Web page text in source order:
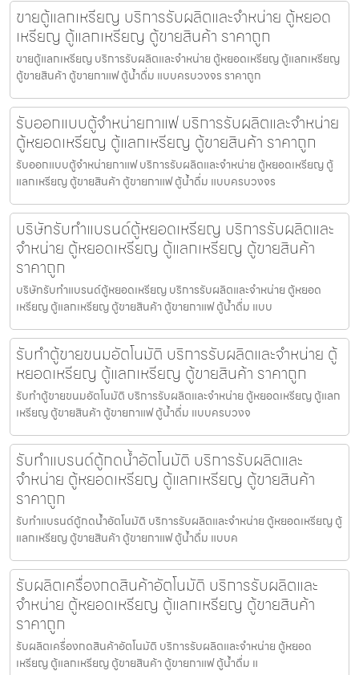
ขายตู้แลกเหรียญ บริการรับผลิตและจำหน่าย ตู้หยอด
เหรียญ ตู้แลกเหรียญ ตู้ขายสินค้า ราคาถูก
ขายตู้แลกเหรียญ บริการรับผลิตและจำหน่าย ตู้หยอดเหรียญ ตู้แลกเหรียญ
ตู้ขายสินค้า ตู้ขายกาแฟ ตู้น้ำดื่ม แบบครบวงจร ราคาถูก
รับออกแบบตู้จำหน่ายกาแฟ บริการรับผลิตและจำหน่าย
ตู้หยอดเหรียญ ตู้แลกเหรียญ ตู้ขายสินค้า ราคาถูก
รับออกแบบตู้จำหน่ายกาแฟ บริการรับผลิตและจำหน่าย ตู้หยอดเหรียญ ตู้
แลกเหรียญ ตู้ขายสินค้า ตู้ขายกาแฟ ตู้น้ำดื่ม แบบครบวงจร
บริษัทรับทำแบรนด์ตู้หยอดเหรียญ บริการรับผลิตและ
จำหน่าย ตู้หยอดเหรียญ ตู้แลกเหรียญ ตู้ขายสินค้า
ราคาถูก
บริษัทรับทำแบรนด์ตู้หยอดเหรียญ บริการรับผลิตและจำหน่าย ตู้หยอด
เหรียญ ตู้แลกเหรียญ ตู้ขายสินค้า ตู้ขายกาแฟ ตู้น้ำดื่ม แบบ
รับทำตู้ขายขนม​อัตโนมัติ บริการรับผลิตและจำหน่าย ตู้
หยอดเหรียญ ตู้แลกเหรียญ ตู้ขายสินค้า ราคาถูก
รับทำตู้ขายขนม​อัตโนมัติ บริการรับผลิตและจำหน่าย ตู้หยอดเหรียญ ตู้แลก
เหรียญ ตู้ขายสินค้า ตู้ขายกาแฟ ตู้น้ำดื่ม แบบครบวงจ
รับทำแบรนด์ตู้กดน้ำ​อัตโนมัติ บริการรับผลิตและ
จำหน่าย ตู้หยอดเหรียญ ตู้แลกเหรียญ ตู้ขายสินค้า
ราคาถูก
รับทำแบรนด์ตู้กดน้ำ​อัตโนมัติ บริการรับผลิตและจำหน่าย ตู้หยอดเหรียญ ตู้
แลกเหรียญ ตู้ขายสินค้า ตู้ขายกาแฟ ตู้น้ำดื่ม แบบค
รับผลิตเครื่องกดสินค้า​อัตโนมัติ บริการรับผลิตและ
จำหน่าย ตู้หยอดเหรียญ ตู้แลกเหรียญ ตู้ขายสินค้า
ราคาถูก
รับผลิตเครื่องกดสินค้า​อัตโนมัติ บริการรับผลิตและจำหน่าย ตู้หยอด
เหรียญ ตู้แลกเหรียญ ตู้ขายสินค้า ตู้ขายกาแฟ ตู้น้ำดื่ม แ